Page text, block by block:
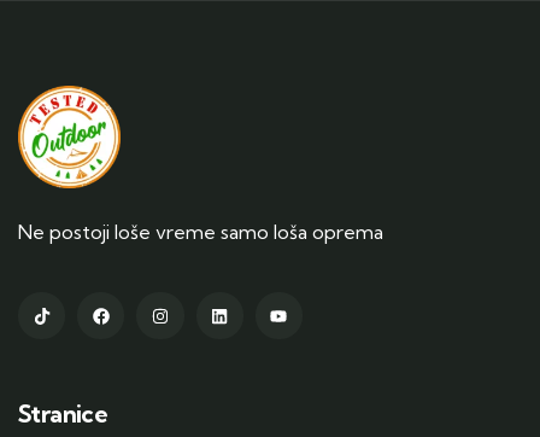
Ne postoji loše vreme samo loša oprema
Stranice